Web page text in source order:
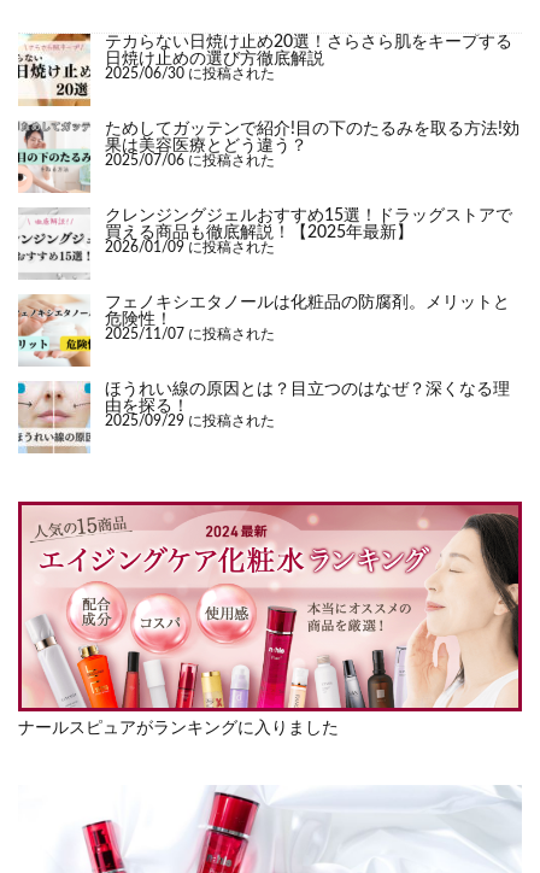
テカらない日焼け止め20選！さらさら肌をキープする
日焼け止めの選び方徹底解説
2025/06/30 に投稿された
ためしてガッテンで紹介!目の下のたるみを取る方法!効
果は美容医療とどう違う？
2025/07/06 に投稿された
クレンジングジェルおすすめ15選！ドラッグストアで
買える商品も徹底解説！【2025年最新】
2026/01/09 に投稿された
フェノキシエタノールは化粧品の防腐剤。メリットと
危険性！
2025/11/07 に投稿された
ほうれい線の原因とは？目立つのはなぜ？深くなる理
由を探る！
2025/09/29 に投稿された
ナールスピュアがランキングに入りました